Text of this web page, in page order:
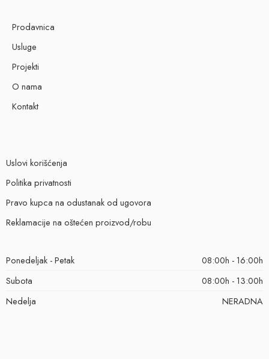
Prodavnica
Usluge
Projekti
O nama
Kontakt
Uslovi korišćenja
Politika privatnosti
Pravo kupca na odustanak od ugovora
Reklamacije na oštećen proizvod/robu
Ponedeljak - Petak
08:00h - 16:00h
Subota
08:00h - 13:00h
Nedelja
NERADNA